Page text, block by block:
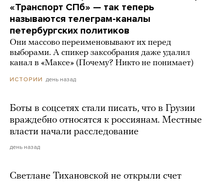
«Транспорт СПб» — так теперь
называются телеграм-каналы
петербургских политиков
Они массово переименовывают их перед
выборами. А спикер заксобрания даже удалил
канал в «Максе» (Почему? Никто не понимает)
ИСТОРИИ день назад
Боты в соцсетях стали писать, что в Грузии
враждебно относятся к россиянам. Местные
власти начали расследование
день назад
Светлане Тихановской не открыли счет